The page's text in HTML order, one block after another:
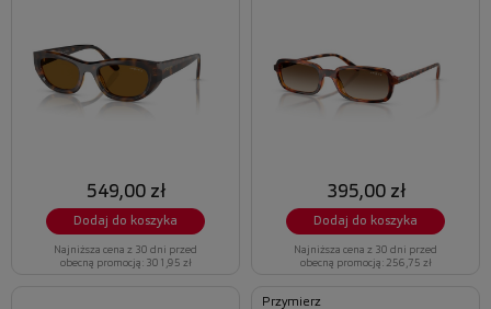
549,00 zł
Dodaj do koszyka
Najniższa cena z 30 dni przed
obecną promocją: 301,95 zł
395,00 zł
Dodaj do koszyka
Najniższa cena z 30 dni przed
obecną promocją: 256,75 zł
Przymierz